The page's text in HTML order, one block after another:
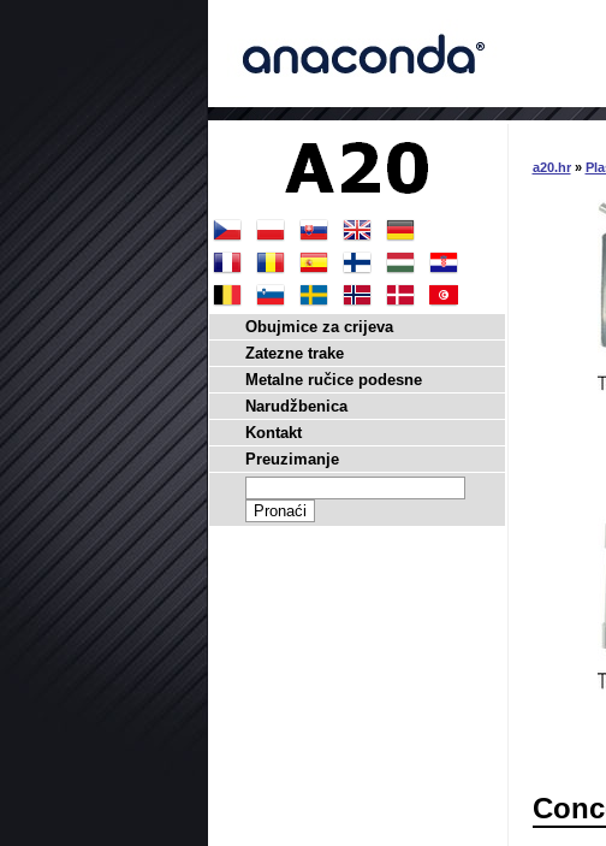
a20.hr»
Obujmice za crijeva
Zatezne trake
Metalne ručice podesne
Narudžbenica
Kontakt
Preuzimanje